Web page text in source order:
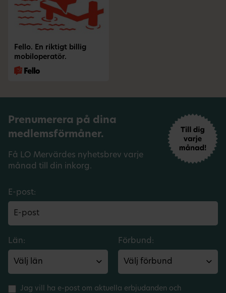
Fello. En riktigt billig
mobiloperatör.
Prenumerera på dina
medlemsförmåner.
Få LO Mervärdes nyhetsbrev varje
månad till din inkorg.
E-post:
Län: Förbund:
Jag vill ha e-post om aktuella erbjudanden och